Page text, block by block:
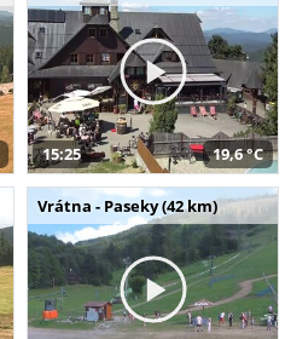
15:25 19,6 °C
Vrátna - Paseky (42 km)